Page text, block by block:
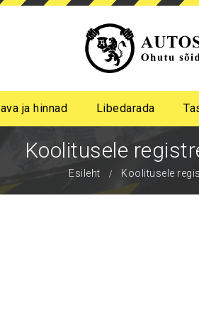
ja hinnad Libedarada
Koolitusele
Esileht Koolitusele